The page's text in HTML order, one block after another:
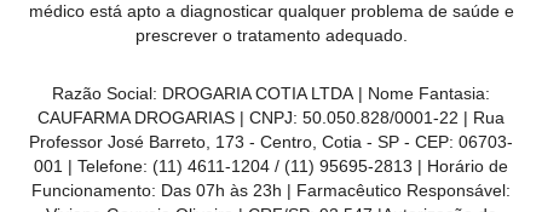
médico está apto a diagnosticar qualquer problema de saúde e
prescrever o tratamento adequado.
Razão Social: DROGARIA COTIA LTDA | Nome Fantasia:
CAUFARMA DROGARIAS | CNPJ: 50.050.828/0001-22 | Rua
Professor José Barreto, 173 - Centro, Cotia - SP - CEP: 06703-
001 | Telefone: (11) 4611-1204 / (11) 95695-2813 | Horário de
Funcionamento: Das 07h às 23h | Farmacêutico Responsável: